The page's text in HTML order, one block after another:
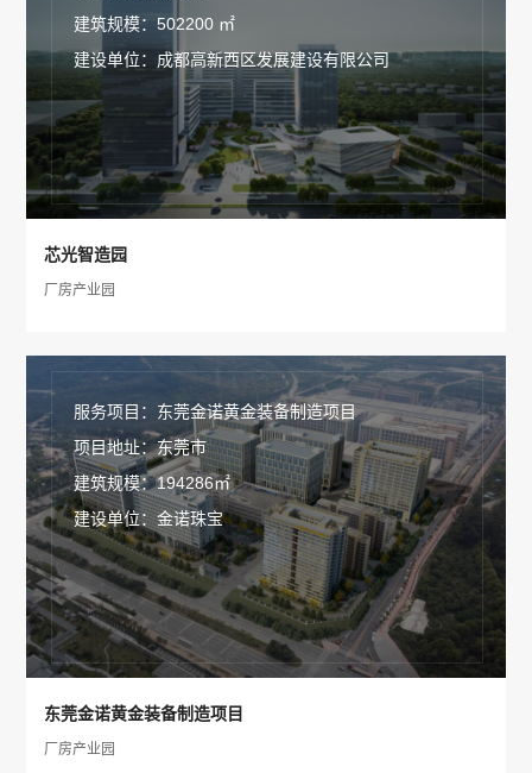
建筑规模：502200 ㎡
建设单位：成都高新西区发展建设有限公司
芯光智造园
厂房产业园
服务项目：东莞金诺黄金装备制造项目
项目地址：东莞市
建筑规模：194286㎡
建设单位：金诺珠宝
东莞金诺黄金装备制造项目
厂房产业园